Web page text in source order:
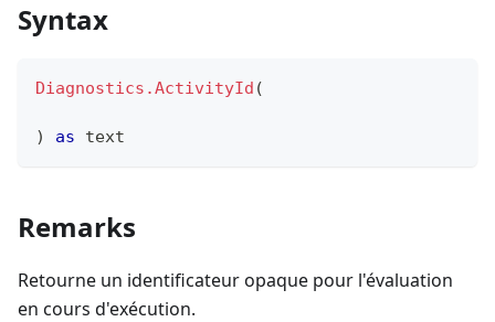
Syntax
Diagnostics.ActivityId (
) as text
Remarks
Retourne un identificateur opaque pour l'évaluation
en cours d'exécution.